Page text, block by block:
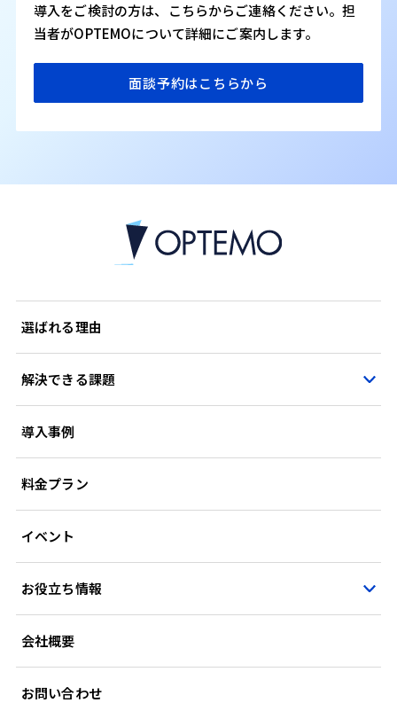
導入をご検討の方は、こちらからご連絡ください。担
当者がOPTEMOについて詳細にご案内します。
面談予約はこちらから
選ばれる理由
解決できる課題
導入事例
料金プラン
イベント
お役立ち情報
会社概要
お問い合わせ